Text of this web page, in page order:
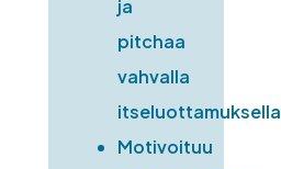
ja
pitchaa
vahvalla
itseluottamuksella
Motivoituu